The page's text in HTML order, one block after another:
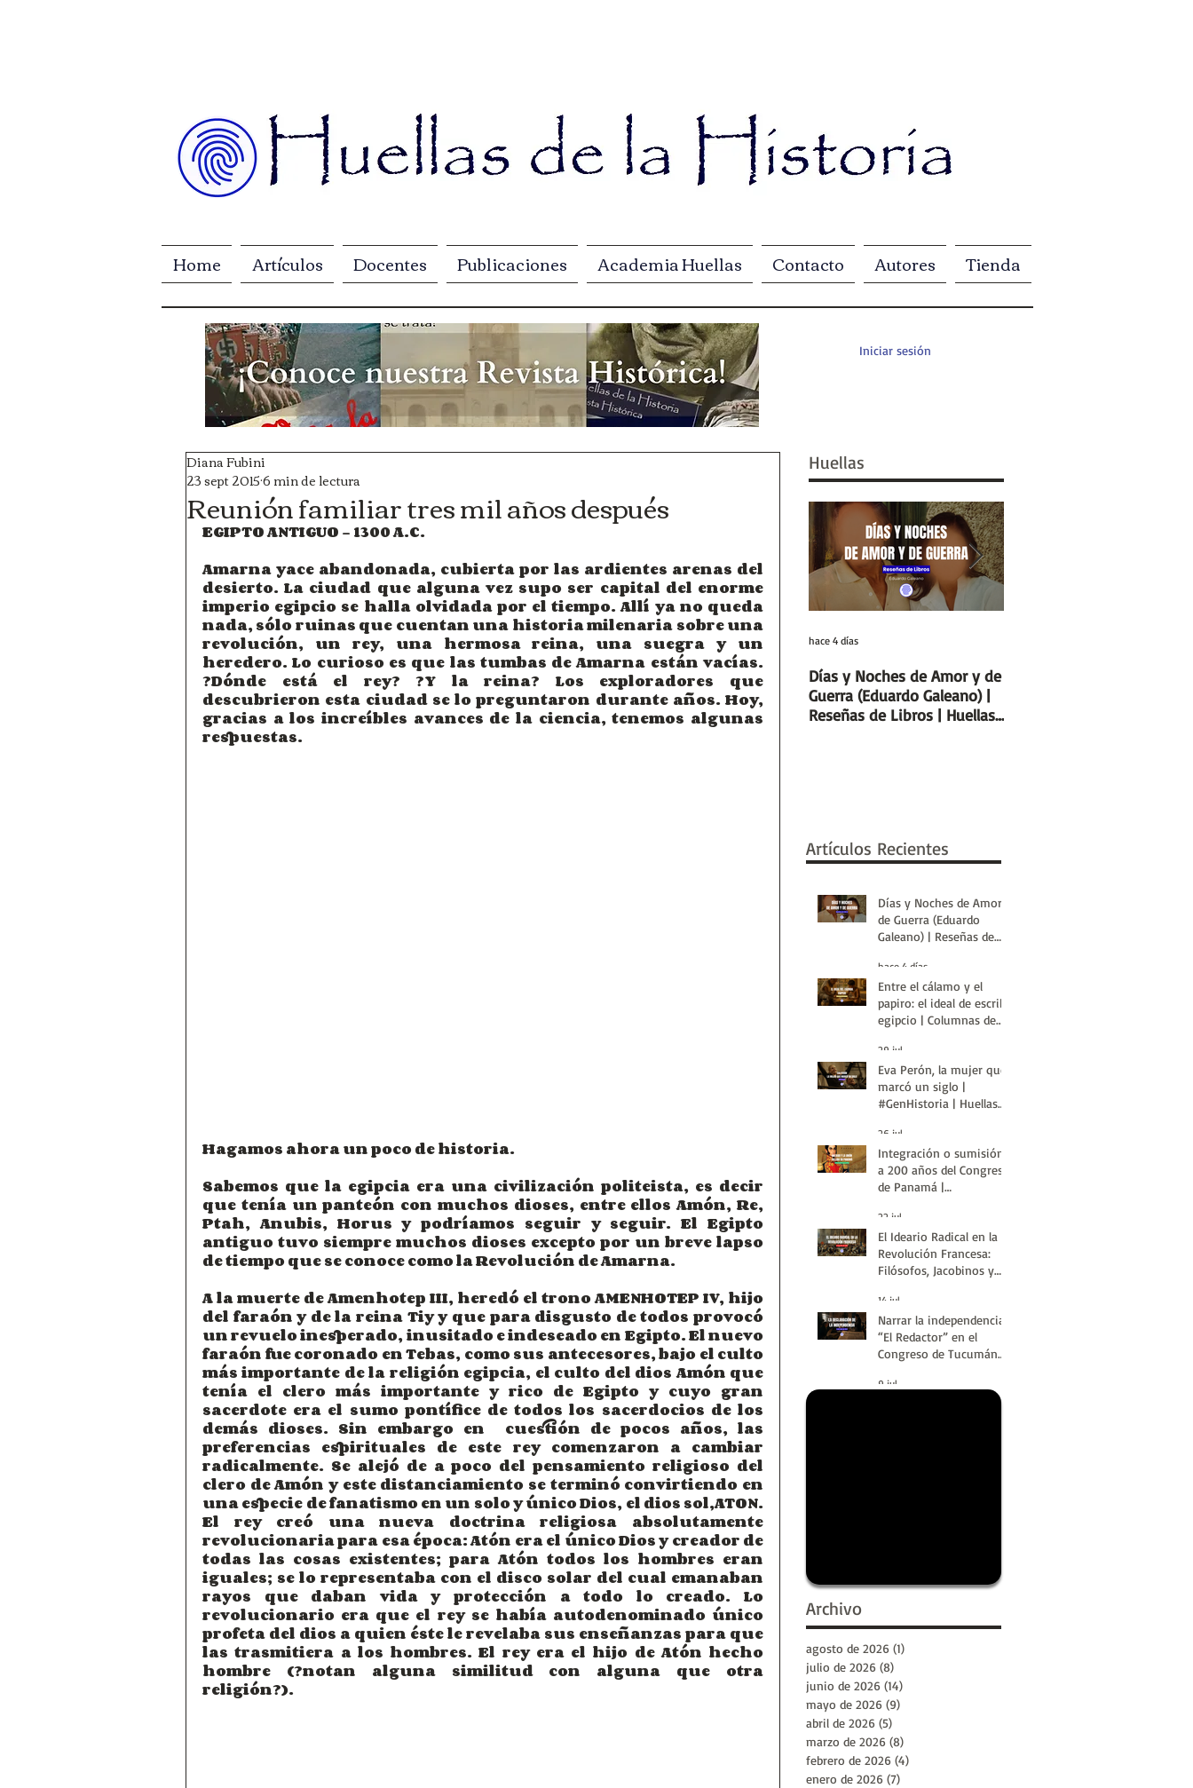
Home Artículos Docentes Publicaciones Academia Huellas Contacto Autores Tienda
Iniciar sesión
Reunión familiar tres mil años después
Diana Fubini
23 sept 20156 min de lectura
EGIPTO ANTIGUO – 1300 A.C.
Amarna yace abandonada, cubierta por las ardientes arenas del
desierto. La ciudad que alguna vez supo ser capital del enorme
imperio egipcio se halla olvidada por el tiempo. Allí ya no queda
nada, sólo ruinas que cuentan una historia milenaria sobre una
revolución, un rey, una hermosa reina, una suegra y un
heredero. Lo curioso es que las tumbas de Amarna están vacías.
¿Dónde está el rey? ¿Y la reina? Los exploradores que
descubrieron esta ciudad se lo preguntaron durante años. Hoy,
gracias a los increíbles avances de la ciencia, tenemos algunas
respuestas.
Hagamos ahora un poco de historia.
Sabemos que la egipcia era una civilización politeista, es decir
que tenía un panteón con muchos dioses, entre ellos Amón, Re,
Ptah, Anubis, Horus y podríamos seguir y seguir. El Egipto
antiguo tuvo siempre muchos dioses excepto por un breve lapso
de tiempo que se conoce como la Revolución de Amarna.
A la muerte de Amenhotep III, heredó el trono AMENHOTEP IV, hijo
del faraón y de la reina Tiy y que para disgusto de todos provocó
un revuelo inesperado, inusitado e indeseado en Egipto. El nuevo
faraón fue coronado en Tebas, como sus antecesores, bajo el culto
más importante de la religión egipcia, el culto del dios Amón que
tenía el clero más importante y rico de Egipto y cuyo gran
sacerdote era el sumo pontífice de todos los sacerdocios de los
demás dioses. Sin embargo en  cuestión de pocos años, las
preferencias espirituales de este rey comenzaron a cambiar
radicalmente. Se alejó de a poco del pensamiento religioso del
clero de Amón y este distanciamiento se terminó convirtiendo en
una especie de fanatismo en un solo y único Dios, el dios sol,ATON.
El rey creó una nueva doctrina religiosa absolutamente
revolucionaria para esa época: Atón era el único Dios y creador de
todas las cosas existentes; para Atón todos los hombres eran
iguales; se lo representaba con el disco solar del cual emanaban
rayos que daban vida y protección a todo lo creado. Lo
revolucionario era que el rey se había autodenominado único
profeta del dios a quien éste le revelaba sus enseñanzas para que
las trasmitiera a los hombres. El rey era el hijo de Atón hecho
hombre (¿notan alguna similitud con alguna que otra
religión?).
Huellas
Días y Noches de Amor y de
Guerra (Eduardo Galeano) |
Reseñas de Libros | Huellas
hace 4 días
Artículos Recientes
Días y Noches de Amor y
de Guerra (Eduardo
Galeano) | Reseñas de
Historia
hace 4 días
Entre el cálamo y el
papiro: el ideal de escriba
egipcio | Columnas de
Historia
29 jul
Eva Perón, la mujer que
marcó un siglo |
#GenHistoria | Huellas
26 jul
Integración o sumisión:
a 200 años del Congreso
de Panamá |
as | Huellas de la
Historia
22 jul
El Ideario Radical en la
Revolución Francesa:
Filósofos, Jacobinos y
Historia
14 jul
Narrar la independencia:
“El Redactor” en el
Congreso de Tucumán
Huellas de la Historia
9 jul
Archivo
agosto de 2026 (1)
julio de 2026 (8)
junio de 2026 (14)
mayo de 2026 (9)
abril de 2026 (5)
marzo de 2026 (8)
febrero de 2026 (4)
enero de 2026 (7)